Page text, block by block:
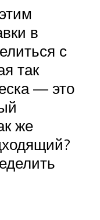
в
с
так
— это
же